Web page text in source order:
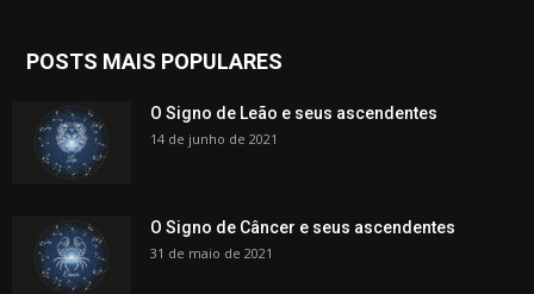
POSTS MAIS POPULARES
O Signo de Leão e seus ascendentes
14 de junho de 2021
O Signo de Câncer e seus ascendentes
31 de maio de 2021